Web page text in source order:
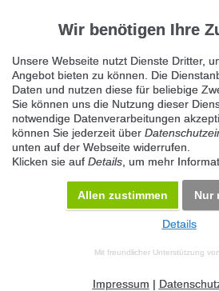
Datenschutz Impressum Kontakt
Wir benötigen Ihre
Unsere Webseite nutzt Dienste Dritter,
Angebot bieten zu können. Die
Daten und nutzen diese für beliebige
Sie können uns die Nutzung dieser
notwendige Datenverarbeitungen
können Sie jederzeit über
unten auf der Webseite widerrufen.
Klicken sie auf Details , um mehr
Allen zustimmen Nur
Details
Mit freundlicher Unterstützung von
Impressum |